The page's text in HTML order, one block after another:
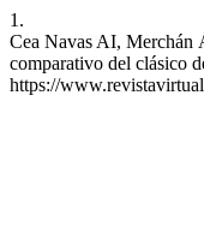
1.
Cea Navas AI, Merchán
comparativo del clásico
https://